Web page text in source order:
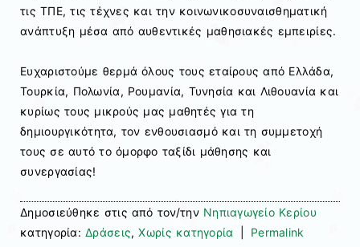
τις ΤΠΕ, τις τέχνες και την κοινωνικοσυναισθηματική
ανάπτυξη μέσα από αυθεντικές μαθησιακές εμπειρίες.
Ευχαριστούμε θερμά όλους τους εταίρους από Ελλάδα,
Τουρκία, Πολωνία, Ρουμανία, Τυνησία και Λιθουανία και
κυρίως τους μικρούς μας μαθητές για τη
δημιουργικότητα, τον ενθουσιασμό και τη συμμετοχή
τους σε αυτό το όμορφο ταξίδι μάθησης και
συνεργασίας!
Δημοσιεύθηκε στις από τον/την Νηπιαγωγείο Κερίου
κατηγορία:Δράσεις,Χωρίς κατηγορία Permalink